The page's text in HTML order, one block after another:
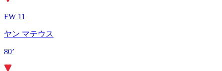
FW 11
ヤン マテウス
80’